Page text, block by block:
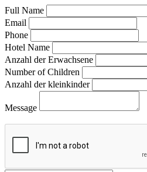
Full Name
Email
Phone
Hotel Name
Anzahl der Erwachsene
Number of Children
Anzahl der kleinkinder
Message